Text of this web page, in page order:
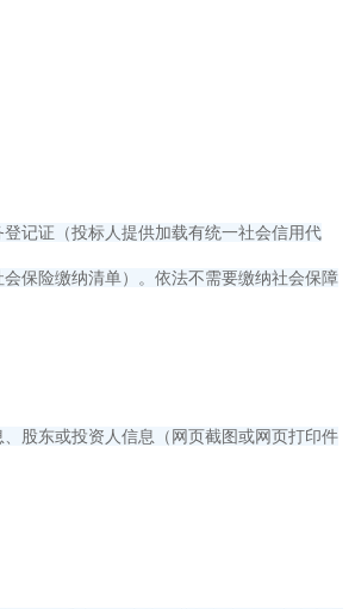
记证（投标人提供加载有统一社会信用代
保险缴纳清单）。依法不需要缴纳社会保障
股东或投资人信息（网页截图或网页打印件